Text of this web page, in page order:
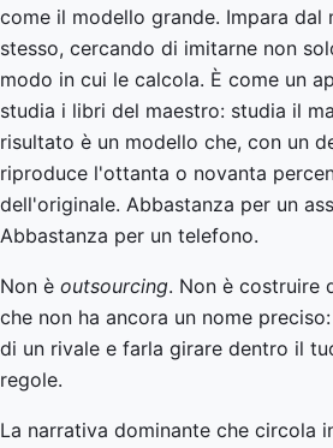
come il modello grande. Impara dal
stesso, cercando di imitarne non
modo in cui le calcola. È come un
studia i libri del maestro: studia il
risultato è un modello che, con un
riproduce l'ottanta o novanta
dell'originale. Abbastanza per un
Abbastanza per un telefono.
Non è outsourcing. Non è costruire
che non ha ancora un nome
di un rivale e farla girare dentro il
regole.
La narrativa dominante che circola